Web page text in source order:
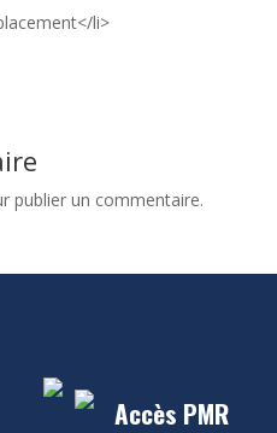
li>
publier un commentaire.
Accès PMR